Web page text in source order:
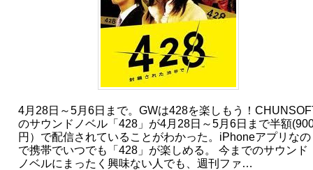
4月28日～5月6日まで。GWは428を楽しもう！
のサウンドノベル「428」が4月28日～5月6日まで半額
円）で配信されていることがわかった。iPhoneアプリなの
で携帯でいつでも「428」が楽しめる。 今までのサウンド
ノベルにまったく興味ない人でも、週刊ファ…